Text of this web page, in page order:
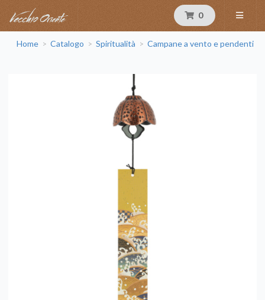
0
Home > Catalogo > Spiritualità > Campane a vento e pendenti